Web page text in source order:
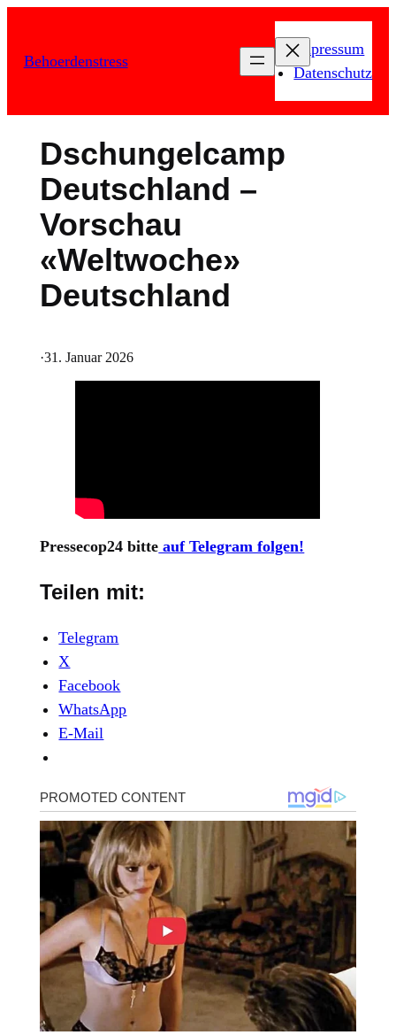
springen
Behoerdenstress
Impressum
Datenschutz
Dschungelcamp
Deutschland –
Vorschau
«Weltwoche»
Deutschland
·31. Januar 2026
Pressecop24 bitte auf Telegram folgen!
Teilen mit:
Telegram
X
Facebook
WhatsApp
E-Mail